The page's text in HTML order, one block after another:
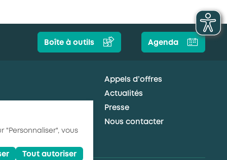
Boîte à outils Agenda
Appels d’offres
Actualités
Presse
Nous contacter
"Personnaliser", vous
Tout autoriser